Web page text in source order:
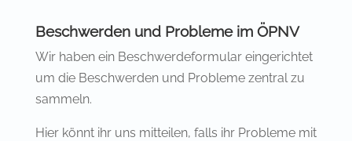
Beschwerden und Probleme im ÖPNV
Wir haben ein Beschwerdeformular eingerichtet
um die Beschwerden und Probleme zentral zu
sammeln.
Hier könnt ihr uns mitteilen, falls ihr Probleme mit